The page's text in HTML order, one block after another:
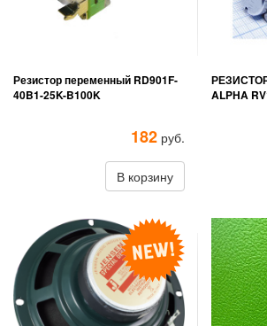
Резистор переменный RD901F-
40B1-25K-B100K
182 руб.
В корзину
ALPHA